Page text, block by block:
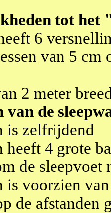
tot het
6
van 5 cm
2 meter
de
is zelfrijdend
heeft 4 grote
de sleepvoet
is voorzien
de afstanden